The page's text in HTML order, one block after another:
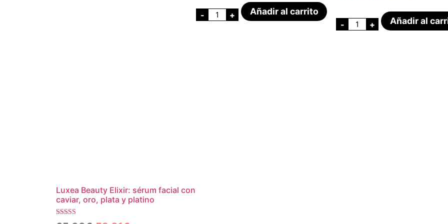
- + Añadir al carrito
- + Añadir al
Luxea Beauty Elixir: sérum facial con
caviar, oro, plata y platino
Valorado con